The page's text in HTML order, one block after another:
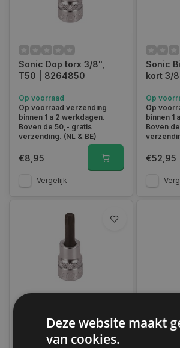
Sonic Dop torx 3/8",
T50 | 8264850
Op voorraad
Op voorraad verzending
binnen 1 a 2 werkdagen.
Boven de 50,- gratis
verzending. (NL & BE)
€8,95
Vergelijk
Sonic
kort 3/
Op
Op
binnen 1
Boven
€52,95
Sonic Dop torx 3/8",
Sonic
T25 |
Deze website maakt
van cookies.